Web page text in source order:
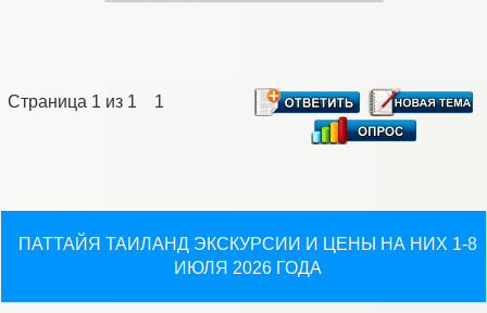
Страница 1 из 1 1
ПАТТАЙЯ ТАИЛАНД ЭКСКУРСИИ И ЦЕНЫ НА НИХ 1-8
ИЮЛЯ 2026 ГОДА